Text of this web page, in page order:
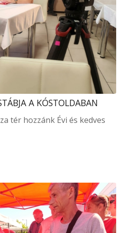
A KÓSTOLDABAN
tér hozzánk Évi és kedves